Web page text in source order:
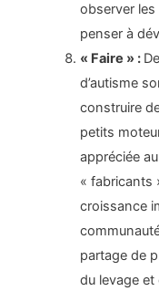
observer
penser à
« Faire » :
d’autisme
construire
petits
appréciée
« fabricants
croissance
partage de
du levage et